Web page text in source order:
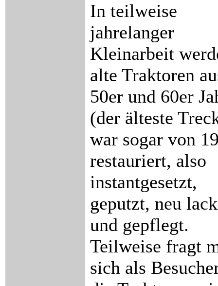
In teilweise
jahrelanger
Kleinarbeit
alte Traktoren
50er und 60er
(der älteste
war sogar von
restauriert, also
instantgesetzt,
geputzt, neu
und gepflegt.
Teilweise fragt
sich als